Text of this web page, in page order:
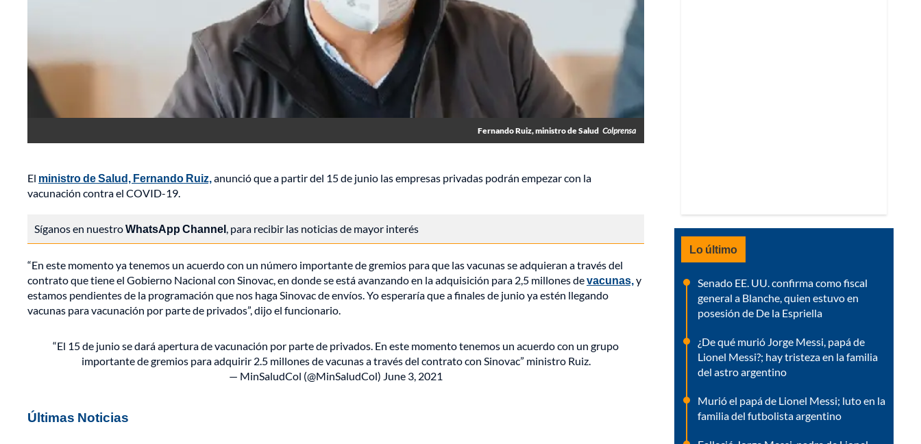
Fernando Ruiz, ministro de Salud Colprensa
El ministro de Salud, Fernando Ruiz,anunció que a partir del 15 de junio las empresas privadas podrán empezar con la
vacunación contra el COVID-19.
Síganos en nuestroWhatsApp Channel, para recibir las noticias de mayor interés
“En este momento ya tenemos un acuerdo con un número importante de gremios para que las vacunas se adquieran a través del
contrato que tiene el Gobierno Nacional con Sinovac, en donde se está avanzando en la adquisición para 2,5 millones devacunas,y
estamos pendientes de la programación que nos haga Sinovac de envíos. Yo esperaría que a finales de junio ya estén llegando
vacunas para vacunación por parte de privados”, dijo el funcionario.
“El 15 de junio se dará apertura de vacunación por parte de privados. En este momento tenemos un acuerdo con un grupo
importante de gremios para adquirir 2.5 millones de vacunas a través del contrato con Sinovac” ministro Ruiz.
— MinSaludCol (@MinSaludCol) June 3, 2021
Últimas Noticias
Lo último
Senado EE. UU. confirma como fiscal
general a Blanche, quien estuvo en
posesión de De la Espriella
¿De qué murió Jorge Messi, papá de
Lionel Messi?; hay tristeza en la familia
del astro argentino
Murió el papá de Lionel Messi; luto en la
familia del futbolista argentino